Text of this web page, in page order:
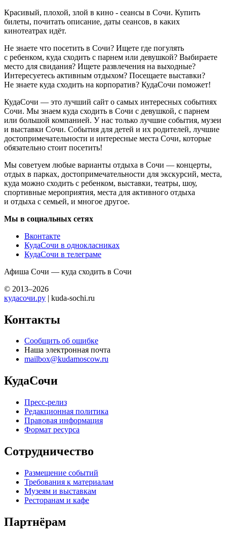
Красивый, плохой, злой в кино - сеансы в Сочи. Купить
билеты, почитать описание, даты сеансов, в каких
кинотеатрах идёт.
Не знаете что посетить в Сочи? Ищете где погулять
с ребенком, куда сходить с парнем или девушкой? Выбираете
место для свидания? Ищете развлечения на выходные?
Интересуетесь активным отдыхом? Посещаете выставки?
Не знаете куда сходить на корпоратив? КудаСочи поможет!
КудаСочи — это лучший сайт о самых интересных событиях
Сочи. Мы знаем куда сходить в Сочи с девушкой, с парнем
или большой компанией. У нас только лучшие события, музеи
и выставки Сочи. События для детей и их родителей, лучшие
достопримечательности и интересные места Сочи, которые
обязательно стоит посетить!
Мы советуем любые варианты отдыха в Сочи — концерты,
отдых в парках, достопримечательности для экскурсий, места,
куда можно сходить с ребенком, выставки, театры, шоу,
спортивные мероприятия, места для активного отдыха
и отдыха с семьей, и многое другое.
Мы в социальных сетях
Вконтакте
КудаСочи в однокласниках
КудаСочи в телеграме
Афиша Сочи — куда сходить в Сочи
© 2013–2026
кудасочи.ру | kuda-sochi.ru
Контакты
Сообщить об ошибке
Наша электронная почта
mailbox@kudamoscow.ru
КудаСочи
Пресс-релиз
Редакционная политика
Правовая информация
Формат ресурса
Сотрудничество
Размещение событий
Требования к материалам
Музеям и выставкам
Ресторанам и кафе
Партнёрам